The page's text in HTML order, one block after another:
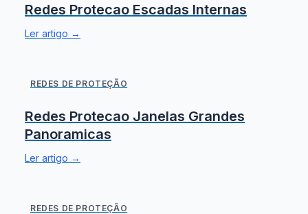
Redes Protecao Escadas Internas
Ler artigo →
REDES DE PROTEÇÃO
Redes Protecao Janelas Grandes
Panoramicas
Ler artigo →
REDES DE PROTEÇÃO